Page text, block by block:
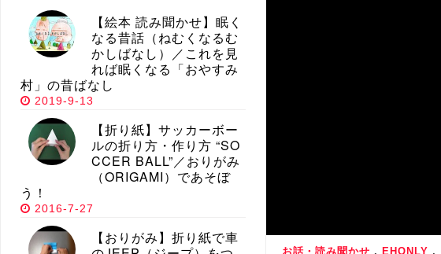
お話・読み聞かせ , EHONLY ,
【絵本 読み聞かせ】眠く
なる昔話（ねむくなるむ
かしばなし）／これを見
れば眠くなる「おやすみ
村」の昔ばなし
2019-9-13
【折り紙】サッカーボー
ルの折り方・作り方 “SO
CCER BALL”／おりがみ
（ORIGAMI）であそぼ
う！
2016-7-27
【おりがみ】折り紙で車